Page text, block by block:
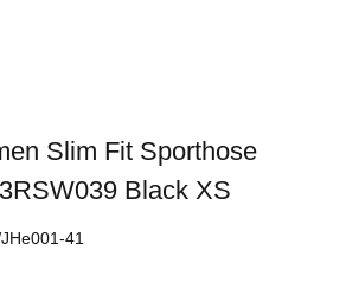
Slim Fit Sporthose
Black XS
41